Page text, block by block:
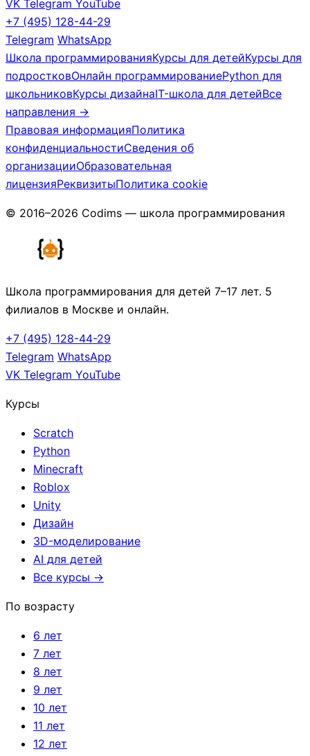
VK Telegram YouTube
+7 (495) 128-44-29
Telegram WhatsApp
Школа программированияКурсы для детейКурсы для
подростковОнлайн программированиеPython для
школьниковКурсы дизайнаIT-школа для детейВсе
направления →
Правовая информацияПолитика
конфиденциальностиСведения об
организацииОбразовательная
лицензияРеквизитыПолитика cookie
© 2016–2026 Codims — школа программирования
Школа программирования для детей 7–17 лет. 5
филиалов в Москве и онлайн.
+7 (495) 128-44-29
Telegram WhatsApp
VK Telegram YouTube
Курсы
Scratch
Python
Minecraft
Roblox
Unity
Дизайн
3D-моделирование
AI для детей
Все курсы →
По возрасту
6 лет
7 лет
8 лет
9 лет
10 лет
11 лет
12 лет